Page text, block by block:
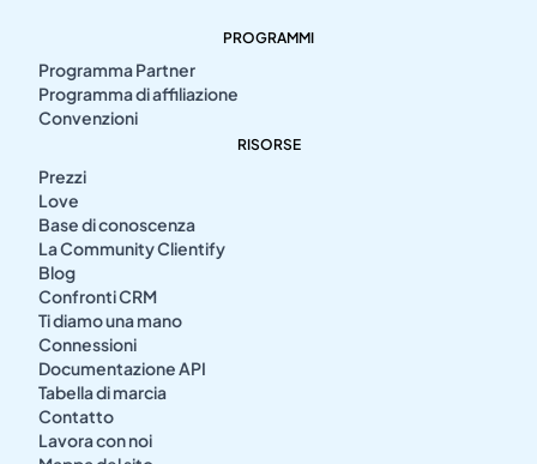
PROGRAMMI
Programma Partner
Programma di affiliazione
Convenzioni
RISORSE
Prezzi
Love
Base di conoscenza
La Community Clientify
Blog
Confronti CRM
Ti diamo una mano
Connessioni
Documentazione API
Tabella di marcia
Contatto
Lavora con noi